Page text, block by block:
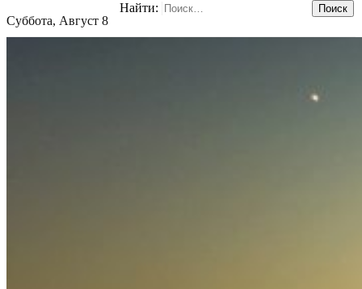
Суббота, Август 8
Найти: